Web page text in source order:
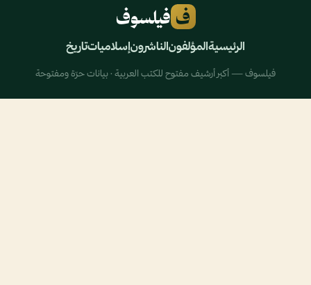
ف فيلسوف
الرئيسيةالمؤلفونالناشرونإسلامياتتاريخ
فيلسوف — أكبر أرشيف مفتوح للكتب العربية · بيانات حرّة ومفتوحة